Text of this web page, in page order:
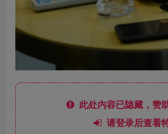
此处内容已隐藏，赞
请登录后查看